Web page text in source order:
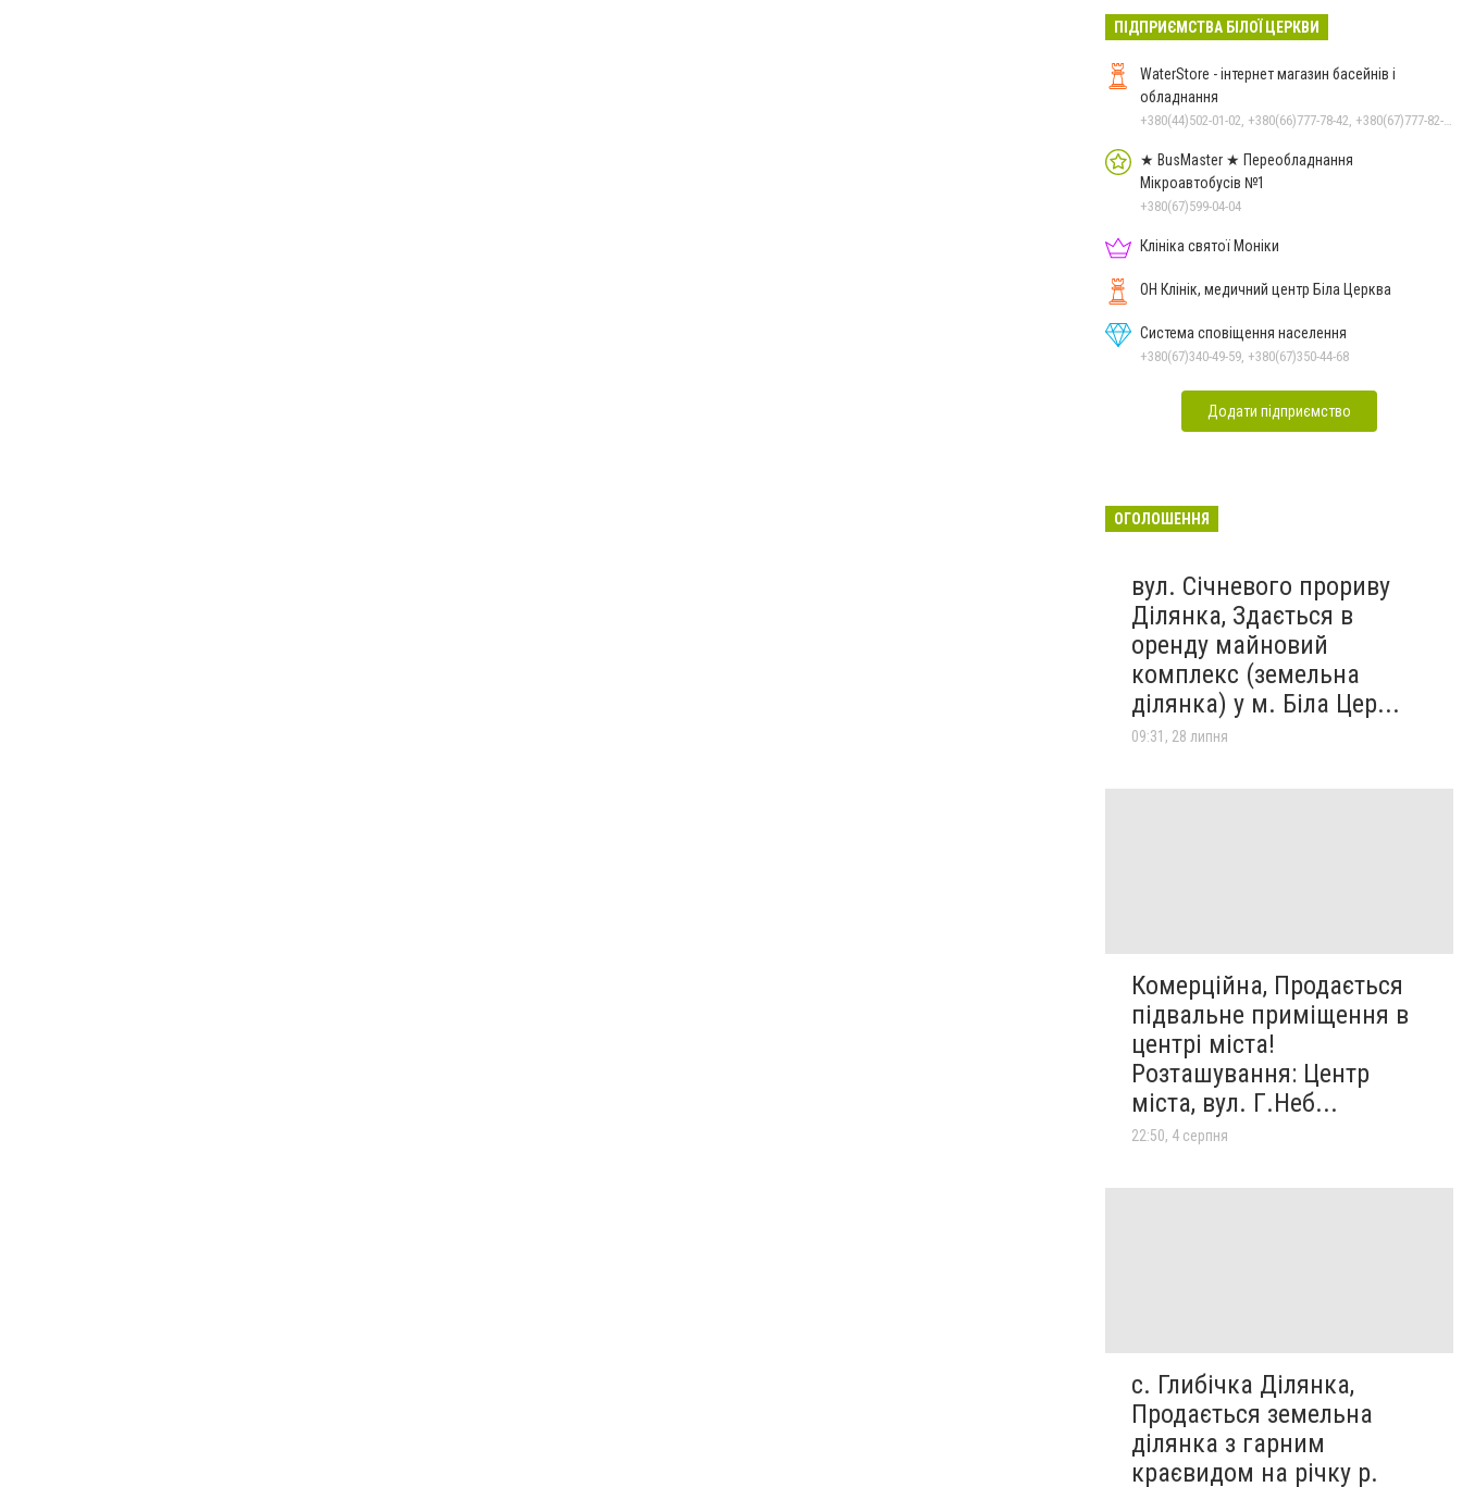
Всі матеріали тут
ПІДПРИЄМСТВА БІЛОЇ ЦЕРКВИ
WaterStore - інтернет магазин басейнів і
обладнання
★ BusMaster ★ Переобладнання
Мікроавтобусів №1
+380(67)599-04-04
Клініка святої Моніки
ОН Клінік, медичний центр Біла Церква
Система сповіщення населення
+380(67)340-49-59, +380(67)350-44-68
Додати підприємство
ОГОЛОШЕННЯ
вул. Січневого прориву
Ділянка, Здається в
оренду майновий
комплекс (земельна
ділянка) у м. Біла Цер...
09:31, 28 липня
Комерційна, Продається
підвальне приміщення в
центрі міста!
Розташування: Центр
міста, вул. Г.Неб...
22:50, 4 серпня
с. Глибічка Ділянка,
Продається земельна
ділянка з гарним
краєвидом на річку р.